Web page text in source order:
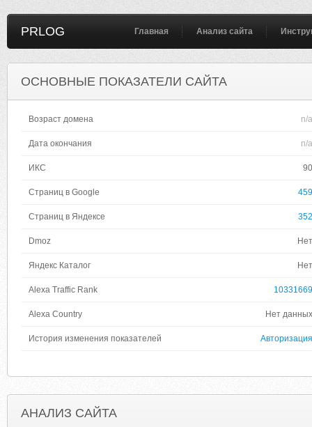
PRLOG Главная Анализ сайта
ОСНОВНЫЕ ПОКАЗАТЕЛИ САЙТА
Возраст домена n/a
Дата окончания n/a
ИКС 90
Страниц в Google 459
Страниц в Яндексе 352
Dmoz Нет
Яндекс Каталог Нет
Alexa Traffic Rank 10331669
Alexa Country Нет данных
История изменения показателей Авторизация
АНАЛИЗ САЙТА